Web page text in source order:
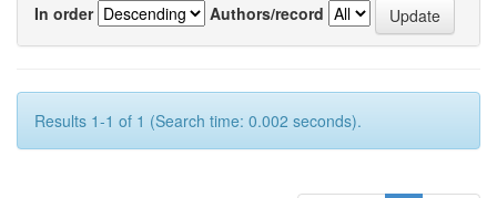
In order
Authors/record
Results 1-1 of 1 (Search time: 0.002 seconds).